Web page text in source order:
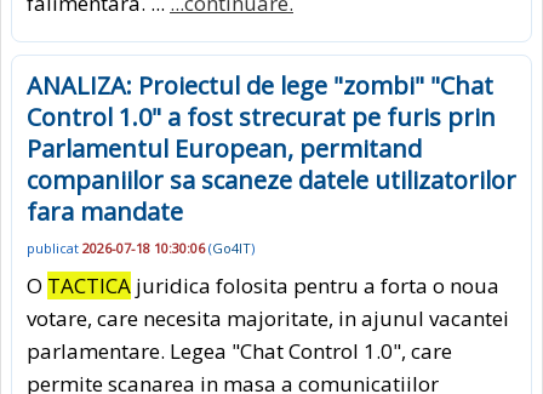
ANALIZA: Proiectul de lege "zombi" "Chat
Control 1.0" a fost strecurat pe furis prin
Parlamentul European, permitand
companiilor sa scaneze datele utilizatorilor
fara mandate
publicat 2026-07-18 10:30:06(Go4IT)
O TACTICA juridica folosita pentru a forta o noua
votare, care necesita majoritate, in ajunul vacantei
parlamentare. Legea "Chat Control 1.0", care
permite scanarea in masa a comunicatiilor